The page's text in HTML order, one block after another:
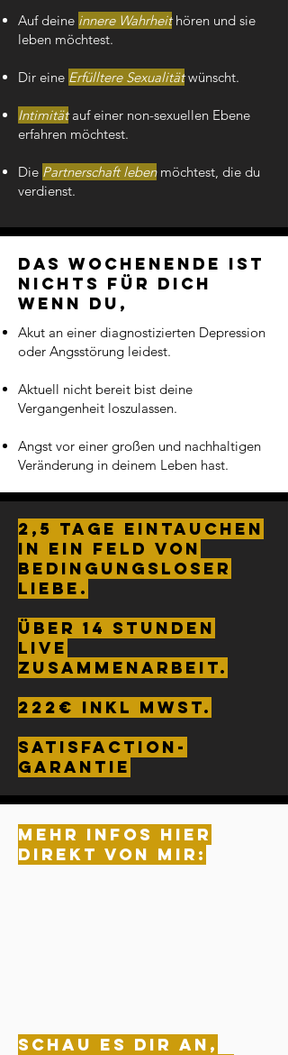
Auf deine innere Wahrheithören und sie
leben möchtest.
Dir eine Erfülltere Sexualitätwünscht.
Intimitätauf einer non-sexuellen Ebene
erfahren möchtest.
Die Partnerschaft lebenmöchtest, die du
verdienst.
Das Wochenende ist
nichts für dich
wenn du,
Akut an einer diagnostizierten Depression
oder Angsstörung leidest.
Aktuell nicht bereit bist deine
Vergangenheit loszulassen.
Angst vor einer großen und nachhaltigen
Veränderung in deinem Leben hast.
2,5 Tage eintauchen
in ein Feld von
bedingungsloser
Liebe.
über 14 Stunden
Live
Zusammenarbeit.
222€ inkl MwSt.
Satisfaction-
Garantie
Mehr Infos hier
direkt von mir:
Schau es dir an,